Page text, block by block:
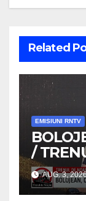
Related
EMISIUNI RNTV
/
/VIDEO
AUG. 3,